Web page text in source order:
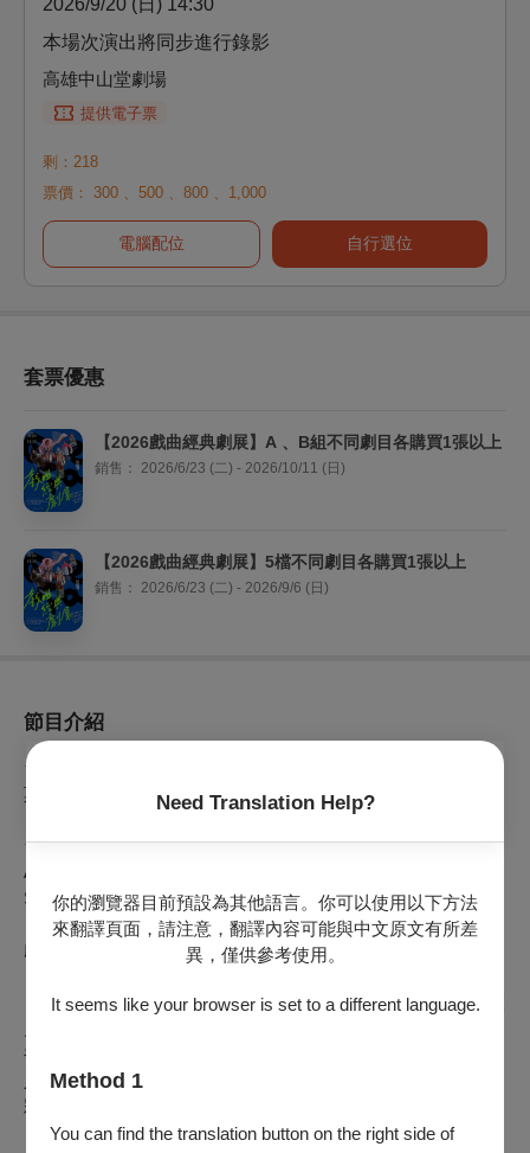
Need Translation Help?
你的瀏覽器目前預設為其他語言。你可以使用以下方法
來翻譯頁面，請注意，翻譯內容可能與中文原文有所差
異，僅供參考使用。
It seems like your browser is set to a different language.
Method 1
You can find the translation button on the right side of
2026/9/20 (日) 14:30
本場次演出將同步進行錄影
高雄中山堂劇場
提供電子票
剩：218
票價：
300 、 500 、 800 、 1,000
電腦配位 自行選位
套票優惠
【2026戲曲經典劇展】A 、B組不同劇目各購買1張以上
銷售： 2026/6/23 (二) - 2026/10/11 (日)
【2026戲曲經典劇展】5檔不同劇目各購買1張以上
銷售： 2026/6/23 (二) - 2026/9/6 (日)
節目介紹
★
莫再錯過！（附漢英字幕）
★Winner of the Best Script Award at the Golden Melody
Awards of Traditional Arts and Music!
Subtitles Available）
劇情簡介
《1399趙氏孤兒》將元雜劇經典《趙氏孤兒》搬上了明朝的歷
被親哥哥燕王朱棣綁架，逼其表態造反。三名身懷絕技的伶
人，與朱權同台演出《趙氏孤兒》，計智救主。全劇十三個精
彩角色，由四名演員詮釋，重現元雜劇蒼勁豪邁的演出盛況。